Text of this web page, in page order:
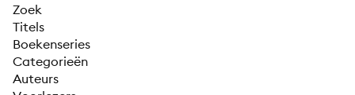
Zoek
Titels
Boekenseries
Categorieën
Auteurs